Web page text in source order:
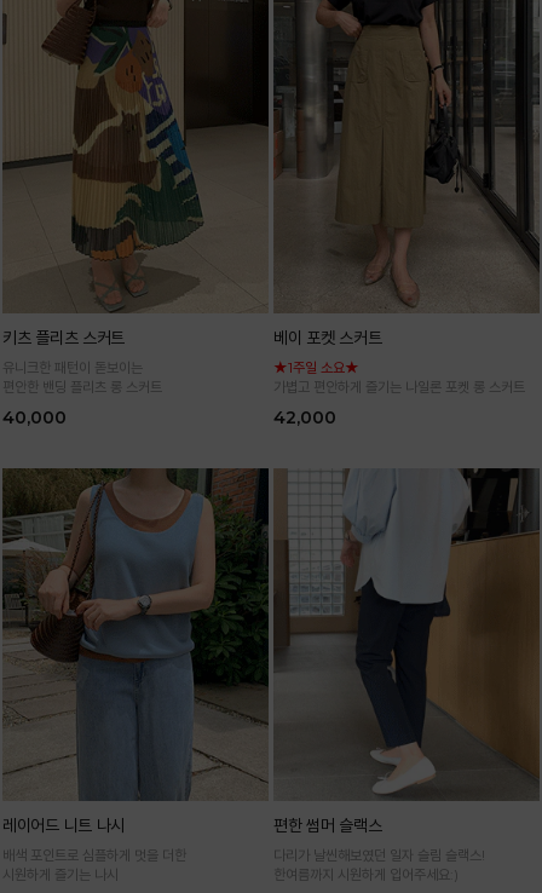
키츠 플리츠 스커트
유니크한 패턴이 돋보이는
편안한 밴딩 플리츠 롱 스커트
40,000
베이 포켓 스커트
★1주일 소요★
가볍고 편안하게 즐기는 나일론 포켓 롱 스커트
42,000
레이어드 니트 나시
배색 포인트로 심플하게 멋을 더한
시원하게 즐기는 나시
편한 썸머 슬랙스
다리가 날씬해보였던 일자 슬림 슬랙스!
한여름까지 시원하게 입어주세요:)